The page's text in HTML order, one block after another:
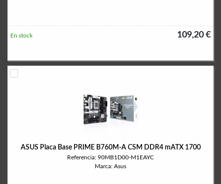
109,20 €
En stock
ASUS Placa Base PRIME B760M-A CSM DDR4 mATX 1700
Referencia: 90MB1D00-M1EAYC
Marca: Asus